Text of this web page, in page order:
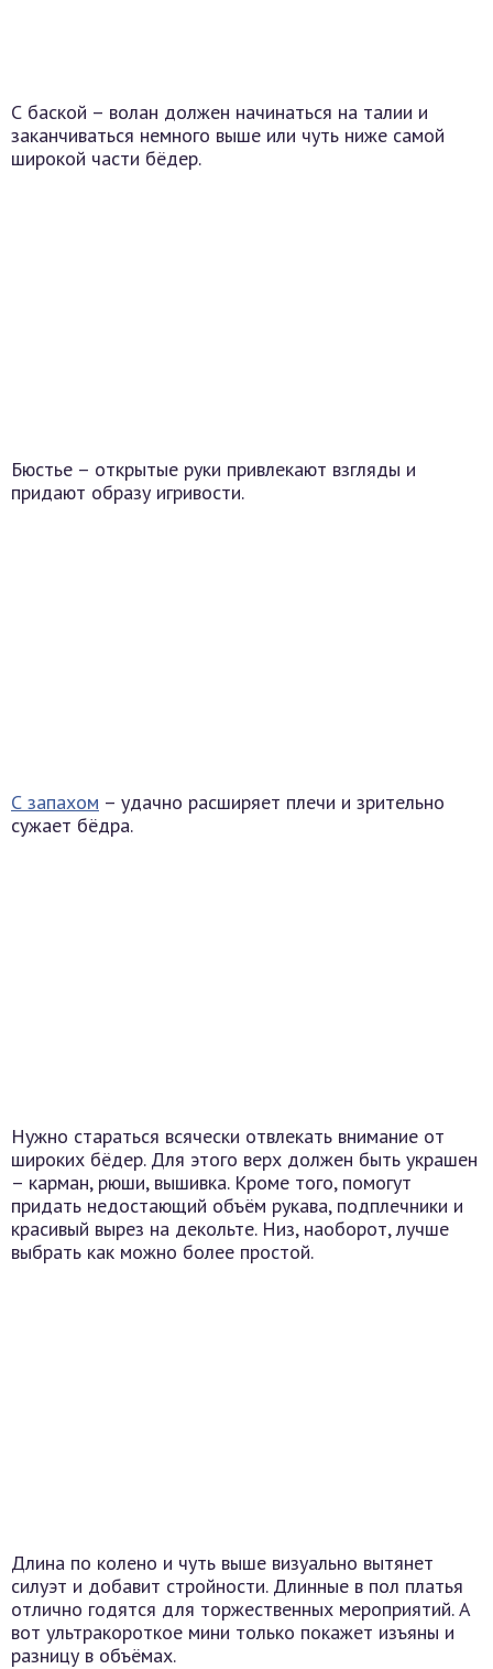
С баской – волан должен начинаться на талии и
заканчиваться немного выше или чуть ниже самой
широкой части бёдер.
Бюстье – открытые руки привлекают взгляды и
придают образу игривости.
С запахом – удачно расширяет плечи и зрительно
сужает бёдра.
Нужно стараться всячески отвлекать внимание от
широких бёдер. Для этого верх должен быть украшен
– карман, рюши, вышивка. Кроме того, помогут
придать недостающий объём рукава, подплечники и
красивый вырез на декольте. Низ, наоборот, лучше
выбрать как можно более простой.
Длина по колено и чуть выше визуально вытянет
силуэт и добавит стройности. Длинные в пол платья
отлично годятся для торжественных мероприятий. А
вот ультракороткое мини только покажет изъяны и
разницу в объёмах.